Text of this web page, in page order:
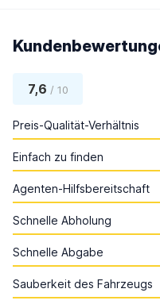
7,6 / 10
Preis-Qualität-Verhältnis
Einfach zu finden
Agenten-Hilfsbereitschaft
Schnelle Abholung
Schnelle Abgabe
Sauberkeit des Fahrzeugs